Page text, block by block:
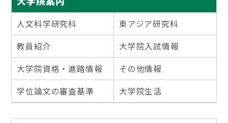
人文科学研究科
東アジア研究科
教員紹介
大学院入試情報
大学院資格・進路情報
その他情報
学位論文の審査基準
大学院生活